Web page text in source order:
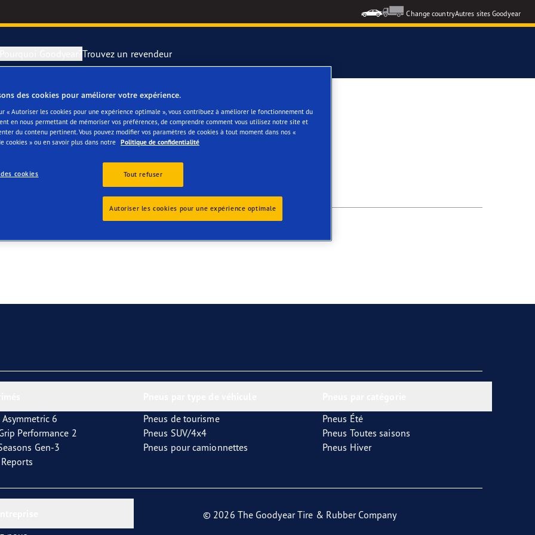
Change countryAutres sites Goodyear
Pourquoi Goodyear?
F1 SuperSport
Performance 2
4Seasons GEN-3
Trouvez un revendeur
Asymmetric 6
Performance 2
Gen-3
Pneus de tourisme
Pneus SUV/4x4
Pneus pour camionnettes
Pneus Été
Pneus Toutes saisons
Pneus Hiver
© 2026 The Goodyear Tire & Rubber Company
des cookies pour améliorer votre expérience.
« Autoriser les cookies pour une expérience optimale », vous contribuez à améliorer le fonctionnement du
en nous permettant de mémoriser vos préférences, de comprendre comment vous utilisez notre site et
du contenu pertinent. Vous pouvez modifier vos paramètres de cookies à tout moment dans nos «
cookies » ou en savoir plus dans notre Politique de confidentialité
cookies Tout refuser
Autoriser les cookies pour une expérience optimale